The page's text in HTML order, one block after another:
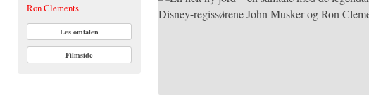
Ron Clements
Les omtalen
Filmside